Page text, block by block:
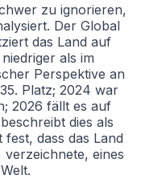
zu ignorieren,
Der Global
das Land auf
als im
Perspektive an
Platz; 2024 war
2026 fällt es auf
dies als
fest, dass das Land
eines